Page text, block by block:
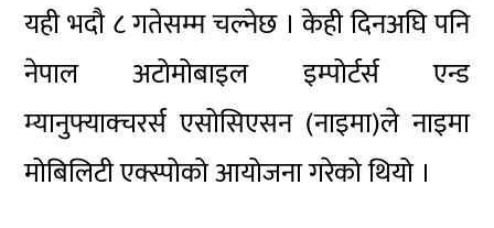
यही भदौ ८ गतेसम्म चल्नेछ । केही दिनअघि पनि
नेपाल अटोमोबाइल इम्पोर्टर्स एन्ड
म्यानुफ्याक्चरर्स एसोसिएसन (नाइमा)ले नाइमा
मोबिलिटी एक्स्पोको आयोजना गरेको थियो ।